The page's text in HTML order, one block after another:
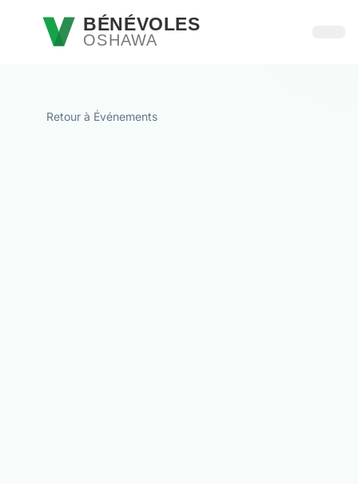
Passer au contenu principal
BÉNÉVOLES
OSHAWA
Retour à Événements